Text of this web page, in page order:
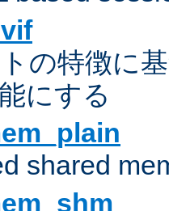
の特徴に
にする
shared